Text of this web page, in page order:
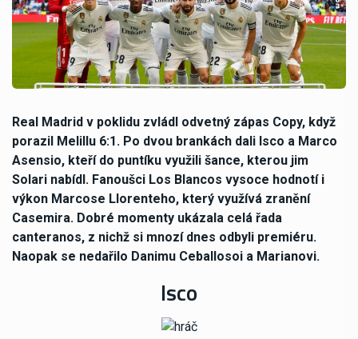
Real Madrid v poklidu zvládl odvetný zápas Copy, když
porazil Melillu 6:1. Po dvou brankách dali Isco a Marco
Asensio, kteří do puntíku využili šance, kterou jim
Solari nabídl. Fanoušci Los Blancos vysoce hodnotí i
výkon Marcose Llorenteho, který využívá zranění
Casemira. Dobré momenty ukázala celá řada
canteranos, z nichž si mnozí dnes odbyli premiéru.
Naopak se nedařilo Danimu Ceballosoi a Marianovi.
Isco